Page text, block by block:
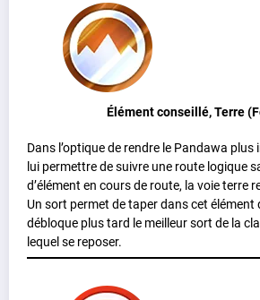
Élément conseillé, Terre
Dans l’optique de rendre le Pandawa
lui permettre de suivre une route logique
d’élément en cours de route, la voie terre
Un sort permet de taper dans cet élément
débloque plus tard le meilleur sort de la
lequel se reposer.